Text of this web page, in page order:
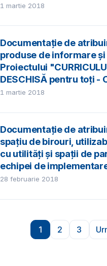
1 martie 2018
Documentație de
produse de informare
Proiectului
DESCHISĂ pentru toți -
1 martie 2018
Documentație de
spațiu de birouri,
cu utilități și spații de
echipei de
28 februarie 2018
Paginare
Pagina
1
Pagina
2
Pagina
3